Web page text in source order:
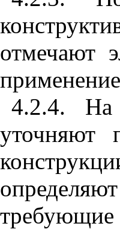
отмечают
4.2.4. На
уточняют